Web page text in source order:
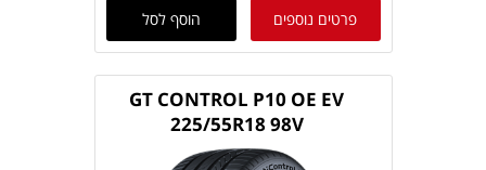
פרטים נוספים הוסף לסל
GT CONTROL P10 OE EV
225/55R18 98V